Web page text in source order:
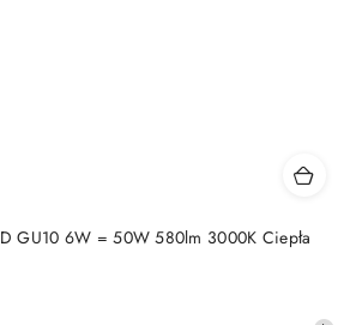
GU10 6W = 50W 580lm 3000K Ciepła